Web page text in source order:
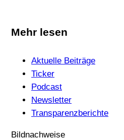
Mehr lesen
Aktuelle Beiträge
Ticker
Podcast
News­letter
Trans­pa­renz­be­richte
Bildnachweise